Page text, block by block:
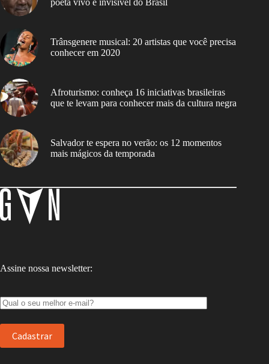
Trânsgenere musical: 20 artistas que você precisa
conhecer em 2020
Afroturismo: conheça 16 iniciativas brasileiras
que te levam para conhecer mais da cultura negra
Salvador te espera no verão: os 12 momentos
mais mágicos da temporada
Assine nossa newsletter: